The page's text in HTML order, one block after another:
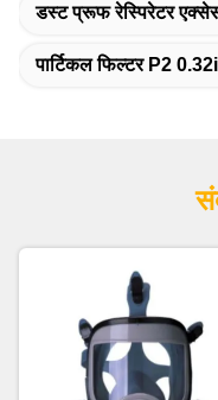
डस्ट प्रूफ रेस्पिरेटर
पार्टिकल फिल्टर P2